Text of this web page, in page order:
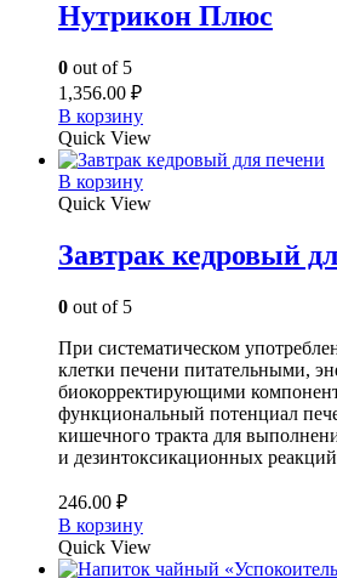
Нутрикон Плюс
0 out of 5
1,356.00 ₽
В корзину
Quick View
В корзину
Quick View
Завтрак кедровый
0 out of 5
При систематическом
клетки печени питательными,
биокорректирующими
функциональный потенциал
кишечного тракта для
и дезинтоксикационных
246.00 ₽
В корзину
Quick View